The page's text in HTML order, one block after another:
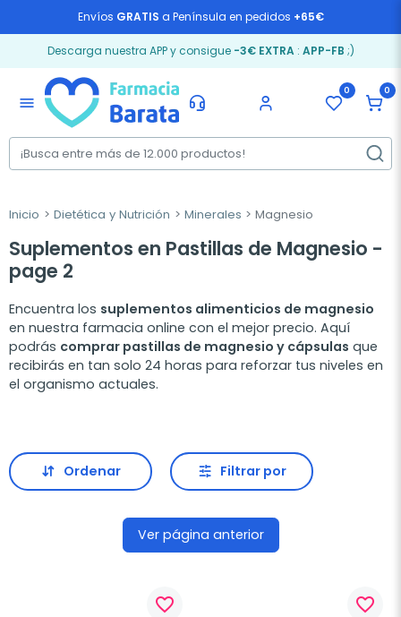
Envíos GRATIS a Península en pedidos +65€
Descarga nuestra APP y consigue -3€ EXTRA: APP-FB ;)
menu
0 0
Inicio Dietética y Nutrición Minerales Magnesio
Suplementos en Pastillas de Magnesio -
page 2
Encuentra los suplementos alimenticios de magnesio
en nuestra farmacia online con el mejor precio. Aquí
podrás comprar pastillas de magnesio y cápsulas que
recibirás en tan solo 24 horas para reforzar tus niveles en
el organismo actuales.
Ordenar Filtrar por
Ver página anterior
favorite_border favorite_border